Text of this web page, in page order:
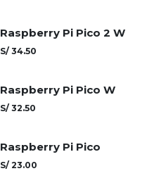
Raspberry Pi Pico 2 W
S/ 34.50
Raspberry Pi Pico W
S/ 32.50
Raspberry Pi Pico
S/ 23.00